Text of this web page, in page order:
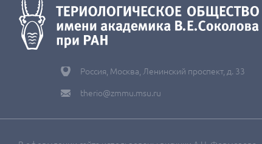
Россия, Москва, Ленинский проспект, д. 33
therio@zmmu.msu.ru